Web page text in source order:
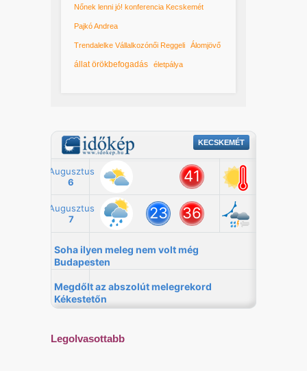
Nőnek lenni jó! konferencia Kecskemét
Pajkó Andrea
Trendalelke Vállalkozónői Reggeli Álomjövő
állat örökbefogadás életpálya
Legolvasottabb